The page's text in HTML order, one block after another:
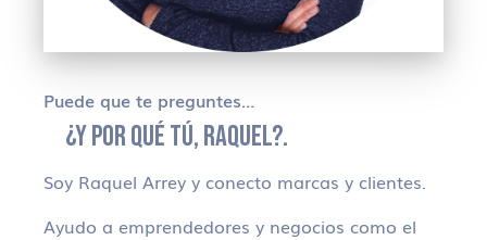
Puede que te preguntes…
¿Y POR QUÉ TÚ, RAQUEL?.
Soy Raquel Arrey y conecto marcas y clientes.
Ayudo a emprendedores y negocios como el